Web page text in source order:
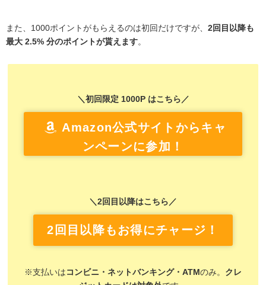
また、1000ポイントがもらえるのは初回だけですが、 2回目以降も
最大 2.5% 分のポイントが貰えます。
＼初回限定 1000P はこちら／
Amazon公式サイトからキャ
ンペーンに参加！
＼2回目以降はこちら／
2回目以降もお得にチャージ！
※支払いは コンビニ・ネットバンキング・ATMのみ。 クレ